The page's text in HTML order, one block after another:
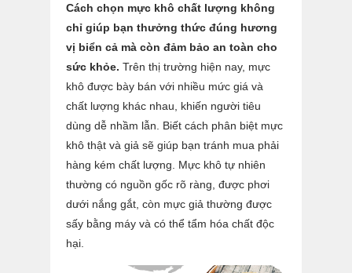
Cách chọn mực khô chất lượng không
chỉ giúp bạn thưởng thức đúng hương
vị biển cả mà còn đảm bảo an toàn cho
sức khỏe. Trên thị trường hiện nay, mực
khô được bày bán với nhiều mức giá và
chất lượng khác nhau, khiến người tiêu
dùng dễ nhầm lẫn. Biết cách phân biệt mực
khô thật và giả sẽ giúp bạn tránh mua phải
hàng kém chất lượng. Mực khô tự nhiên
thường có nguồn gốc rõ ràng, được phơi
dưới nắng gắt, còn mực giả thường được
sấy bằng máy và có thể tẩm hóa chất độc
hại.